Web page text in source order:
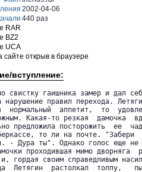
2002-04-06
440 раз
RAR
BZ2
UCA
сайте открыв в браузере
вступление:
свистку гаишника замер и дал
нарушение правил перехода.
нормальный  аппетит,  то
Какая-то резкая  дамочка
предложила посторожить  ее
то ли на почте. "Забери
- Дура ты". Однако голос еще не
проходившая мимо дворняга
и, гордая своим справедливым
Летягин  растолкал  толпу,